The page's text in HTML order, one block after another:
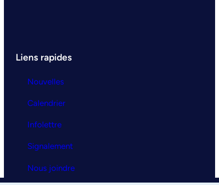
Liens rapides
Nouvelles
Calendrier
Infolettre
Signalement
Nous joindre